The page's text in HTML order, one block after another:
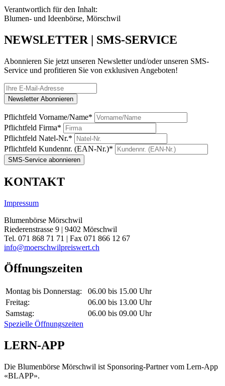
Verantwortlich für den Inhalt:
Blumen- und Ideenbörse, Mörschwil
NEWSLETTER | SMS-SERVICE
Abonnieren Sie jetzt unseren Newsletter und/oder unseren SMS-
Service und profitieren Sie von exklusiven Angeboten!
Pflichtfeld Vorname/Name*
Pflichtfeld Firma*
Pflichtfeld Natel-Nr.*
Pflichtfeld Kundennr. (EAN-Nr.)*
KONTAKT
Impressum
Blumenbörse Mörschwil
Riederenstrasse 9 | 9402 Mörschwil
Tel. 071 868 71 71 | Fax 071 866 12 67
info@moerschwilpreiswert.ch
Öffnungszeiten
Montag bis Donnerstag:
06.00 bis 15.00 Uhr
Freitag:
06.00 bis 13.00 Uhr
Samstag:
06.00 bis 09.00 Uhr
Spezielle Öffnungszeiten
LERN-APP
Die Blumenbörse Mörschwil ist Sponsoring-Partner vom Lern-App
«BLAPP».